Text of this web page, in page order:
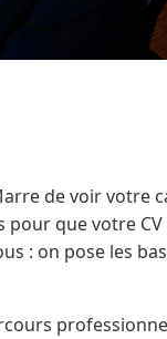
de voir votre
que votre
: on pose les